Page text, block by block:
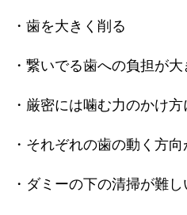
・歯を大きく削る
・繋いでる歯への負担が大
・厳密には噛む力のかけ
・それぞれの歯の動く方向
・ダミーの下の清掃が難し